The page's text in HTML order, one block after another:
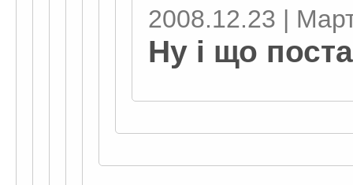
2008.12.23 |
Ну і що